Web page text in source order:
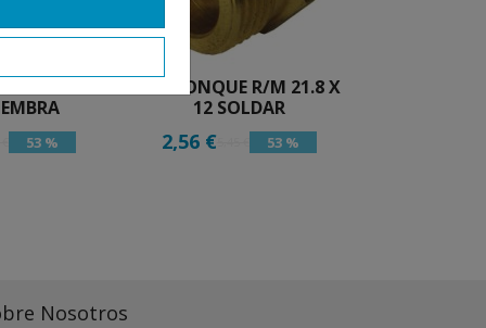
53 %
ENTRONQUE R/M 21.8 X
12 SOLDAR
2,56 € 53 %
Nosotros